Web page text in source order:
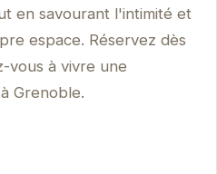
en savourant l'intimité et
espace. Réservez dès
vous à vivre une
Grenoble.